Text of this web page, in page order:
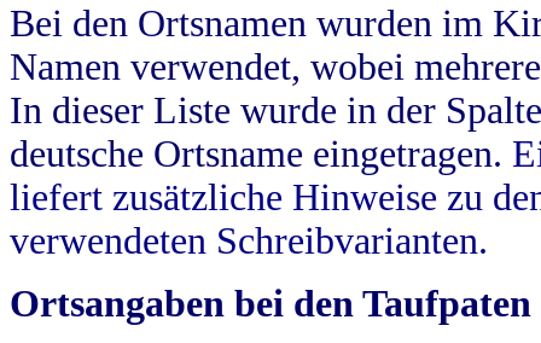
Bei den Ortsnamen wurden im
Namen verwendet, wobei
In dieser Liste wurde in der
deutsche Ortsname eingetragen.
liefert zusätzliche Hinweise zu
verwendeten Schreibvarianten.
Ortsangaben bei den Taufpaten